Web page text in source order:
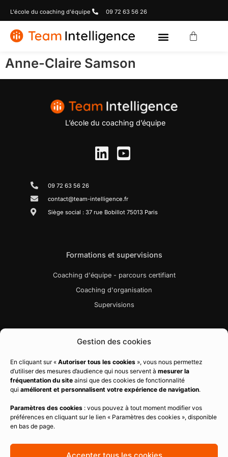
Gestion des cookies
En cliquant sur « Autoriser tous les cookies », vous nous permettez
d’utiliser des mesures d’audience qui nous servent à mesurer la
fréquentation du site ainsi que des cookies de fonctionnalité
qui améliorent et personnalisent votre expérience de navigation.
Paramètres des cookies : vous pouvez à tout moment modifier vos
préférences en cliquant sur le lien « Paramètres des cookies », disponible
en bas de page.
Accepter tous les cookies
L'école du coaching d'équipe 09 72 63 56 26
Anne-Claire Samson
L’école du coaching d’équipe
09 72 63 56 26
contact@team-intelligence.fr
Siège social : 37 rue Bobillot 75013 Paris
Formations et supervisions
Coaching d'équipe - parcours certifiant
Coaching d'organisation
Supervisions
Liens utiles
Bibliographie
Charte qualité
Règlement intérieur
Politique de confidentialité